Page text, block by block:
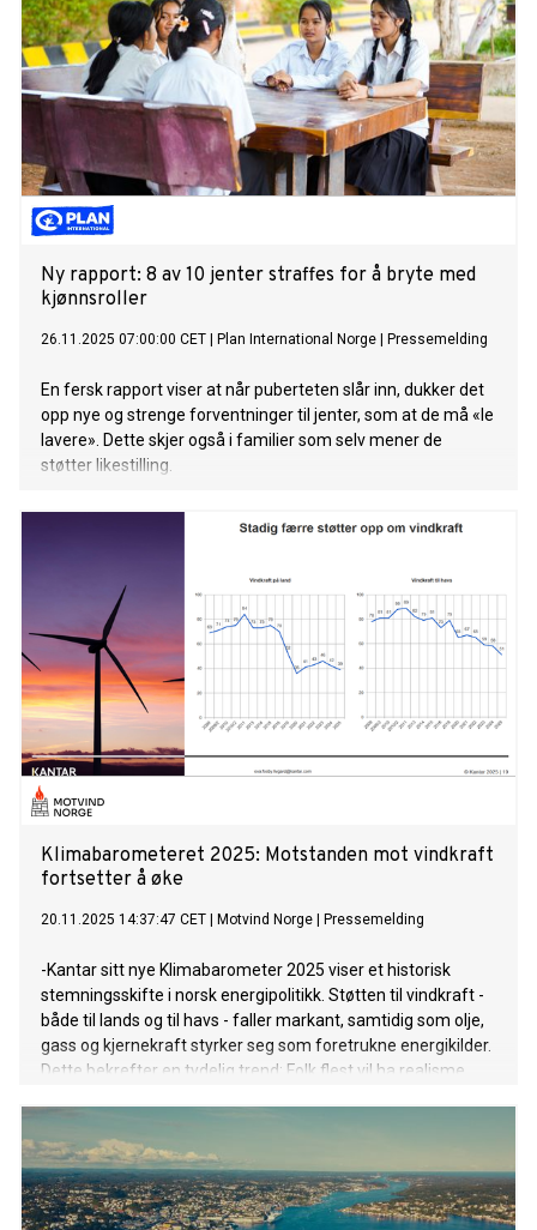
Ny rapport: 8 av 10 jenter straffes for å bryte med
kjønnsroller
26.11.2025 07:00:00 CET Plan International Norge Pressemelding
En fersk rapport viser at når puberteten slår inn, dukker det
opp nye og strenge forventninger til jenter, som at de må «le
lavere». Dette skjer også i familier som selv mener de
støtter likestilling.
Klimabarometeret 2025: Motstanden mot vindkraft
fortsetter å øke
20.11.2025 14:37:47 CET Motvind Norge Pressemelding
-Kantar sitt nye Klimabarometer 2025 viser et historisk
stemningsskifte i norsk energipolitikk. Støtten til vindkraft -
både til lands og til havs - faller markant, samtidig som olje,
gass og kjernekraft styrker seg som foretrukne energikilder.
Dette bekrefter en tydelig trend: Folk flest vil ha realisme,